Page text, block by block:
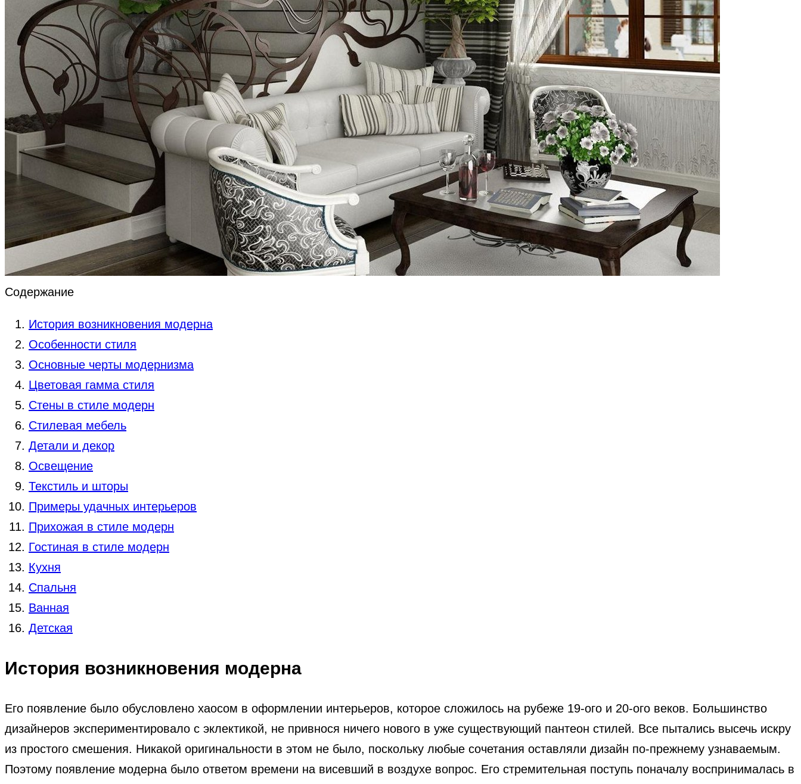
Содержание
История возникновения модерна
Особенности стиля
Основные черты модернизма
Цветовая гамма стиля
Стены в стиле модерн
Стилевая мебель
Детали и декор
Ocвeщeниe
Текстиль и шторы
Примеры удачных интерьеров
Прихожая в стиле модерн
Гостиная в стиле модерн
Кyxня
Спальня
Baннaя
Детская
История возникновения модерна
Его появление было обусловлено хаосом в оформлении интерьеров, которое сложилось на рубеже 19-ого и 20-ого веков. Большинство
дизайнеров экспериментировало с эклектикой, не привнося ничего нового в уже существующий пантеон стилей. Все пытались высечь искру
из простого смешения. Никакой оригинальности в этом не было, поскольку любые сочетания оставляли дизайн по-прежнему узнаваемым.
Поэтому появление модерна было ответом времени на висевший в воздухе вопрос. Его стремительная поступь поначалу воспринималась в